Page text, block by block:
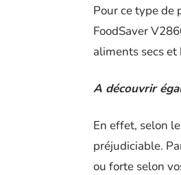
Pour ce type de
FoodSaver
aliments secs
A découvrir
En effet, selon
préjudiciable.
ou forte selon